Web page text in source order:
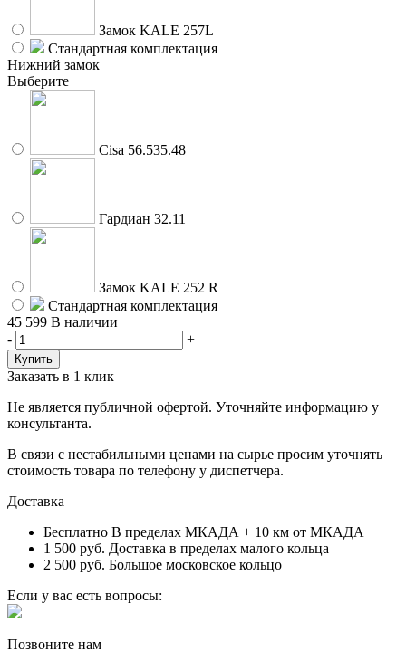
Замок KALE 257L
Стандартная комплектация
Нижний замок
Выберите
Cisa 56.535.48
Гардиан 32.11
Замок KALE 252 R
Стандартная комплектация
45 599 В наличии
-
+
Заказать в 1 клик
Не является публичной офертой. Уточняйте информацию у
консультанта.
В связи с нестабильными ценами на сырье просим уточнять
стоимость товара по телефону у диспетчера.
Доставка
Бесплатно В пределах МКАДА + 10 км от МКАДА
1 500 руб. Доставка в пределах малого кольца
2 500 руб. Большое московское кольцо
Если у вас есть вопросы:
Позвоните нам